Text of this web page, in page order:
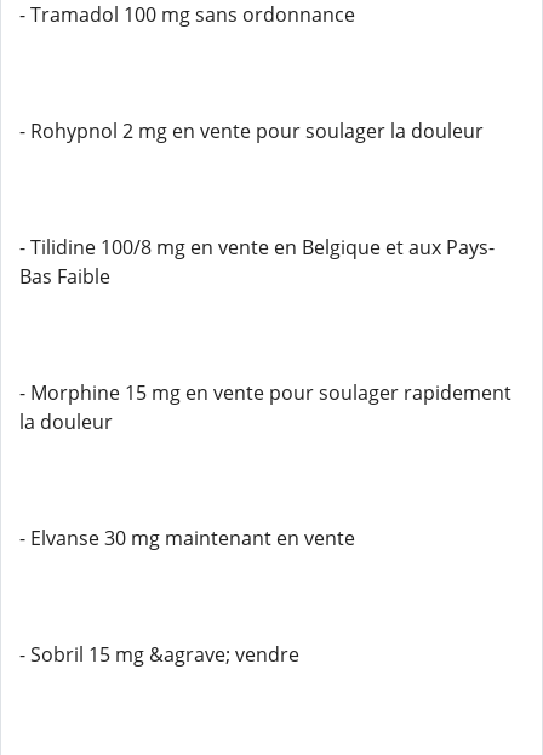
- Tramadol 100 mg sans ordonnance
- Rohypnol 2 mg en vente pour soulager la douleur
- Tilidine 100/8 mg en vente en Belgique et aux Pays-
Bas Faible
- Morphine 15 mg en vente pour soulager rapidement
la douleur
- Elvanse 30 mg maintenant en vente
- Sobril 15 mg &agrave; vendre